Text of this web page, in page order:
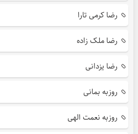
رضا کرمی تارا
رضا ملک زاده
رضا یزدانی
روزبه بمانی
روزبه نعمت الهی